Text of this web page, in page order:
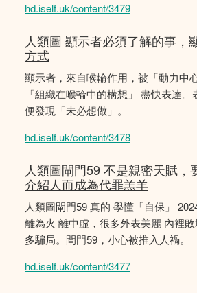
hd.iself.uk/content/3479
人類圖 顯示者必須了解的事，
方式
顯示者，來自喉輪作用，被「動力中
「組織在喉輪中的構想」 盡快表達。
便發現「未必想做」。
hd.iself.uk/content/3478
人類圖閘門59 不是親密天賦，
介紹人而成為代罪羔羊
人類圖閘門59 真的 學懂「自保」
離為火 離中虛，很多外表美麗 內裡
多騙局。閘門59，小心被推入人禍。
hd.iself.uk/content/3477